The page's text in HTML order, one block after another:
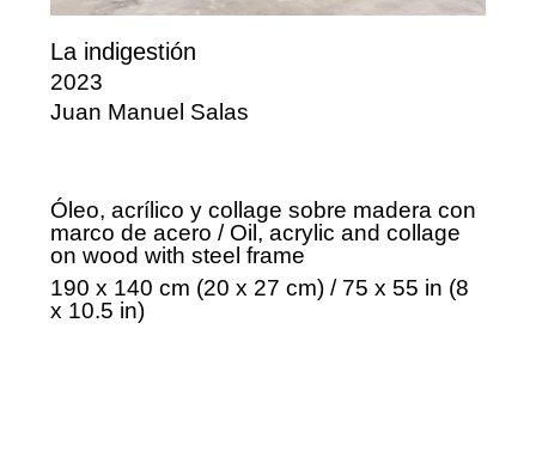
La indigestión
2023
Juan Manuel Salas
Óleo, acrílico y collage sobre madera con
marco de acero / Oil, acrylic and collage
on wood with steel frame
190 x 140 cm (20 x 27 cm) / 75 x 55 in (8
x 10.5 in)